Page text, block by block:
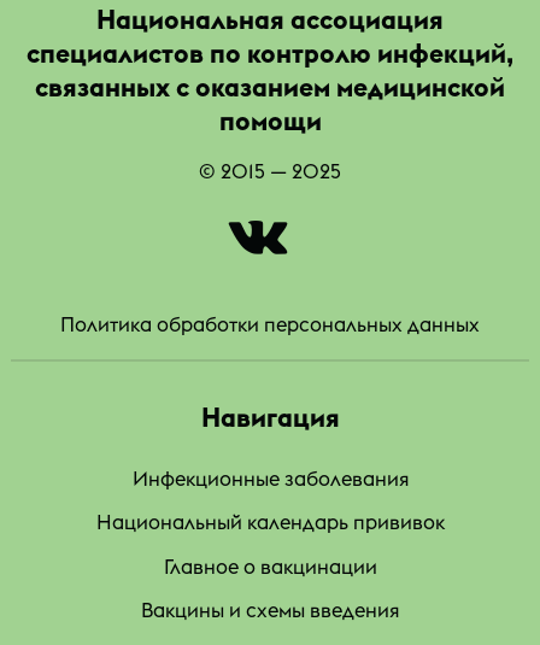
Национальная ассоциация
специалистов по контролю инфекций,
связанных с оказанием медицинской
помощи
© 2015 — 2025
|
Политика обработки персональных данных
Навигация
Инфекционные заболевания
Национальный календарь прививок
Главное о вакцинации
Вакцины и схемы введения